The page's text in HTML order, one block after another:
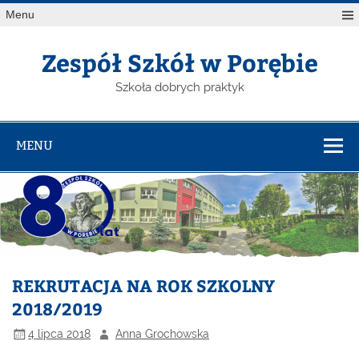
Menu
Zespół Szkół w Porębie
Szkoła dobrych praktyk
MENU
REKRUTACJA NA ROK SZKOLNY
2018/2019
4 lipca 2018 Anna Grochowska